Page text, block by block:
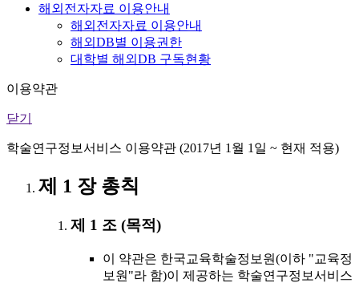
해외전자자료 이용안내
해외전자자료 이용안내
해외DB별 이용권한
대학별 해외DB 구독현황
이용약관
닫기
학술연구정보서비스 이용약관 (2017년 1월 1일 ~ 현재 적용)
제 1 장 총칙
제 1 조 (목적)
이 약관은 한국교육학술정보원(이하 "교육정
보원"라 함)이 제공하는 학술연구정보서비스